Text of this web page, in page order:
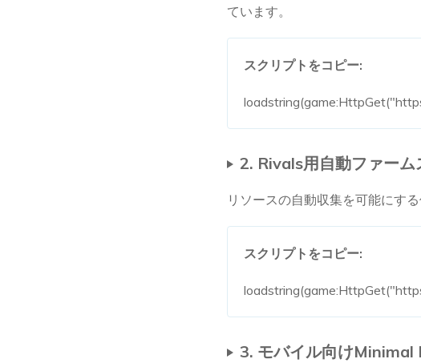
ています。
スクリプトをコピー:
2. Rivals用自動ファーム
リソースの自動収集を可能にす
スクリプトをコピー:
3. モバイル向け